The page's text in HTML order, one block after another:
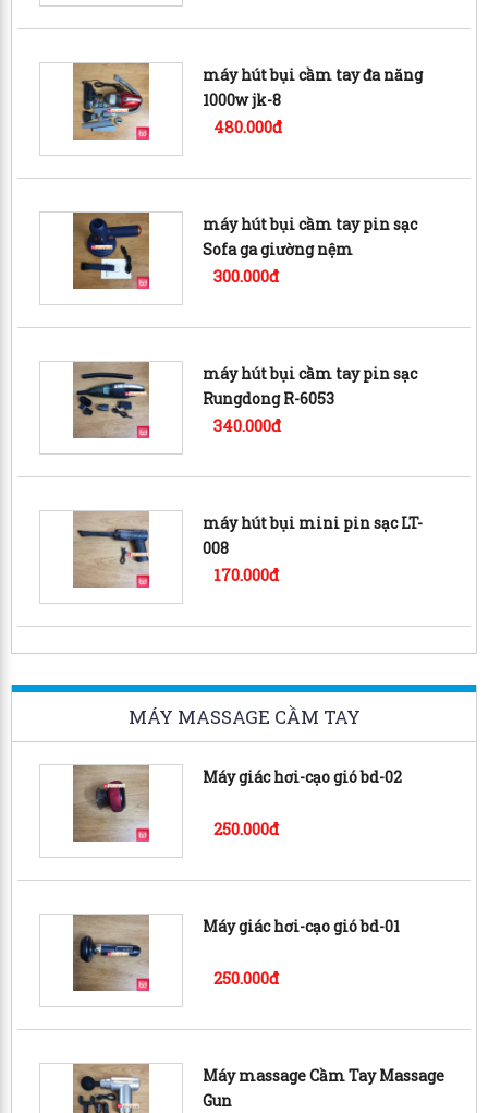
máy hút bụi cầm tay đa năng
1000w jk-8
480.000đ
máy hút bụi cầm tay pin sạc
Sofa ga giường nệm
300.000đ
máy hút bụi cầm tay pin sạc
Rungdong R-6053
340.000đ
máy hút bụi mini pin sạc LT-
008
170.000đ
MÁY MASSAGE CẦM TAY
Máy giác hơi-cạo gió bd-02
250.000đ
Máy giác hơi-cạo gió bd-01
250.000đ
Máy massage Cầm Tay Massage
Gun